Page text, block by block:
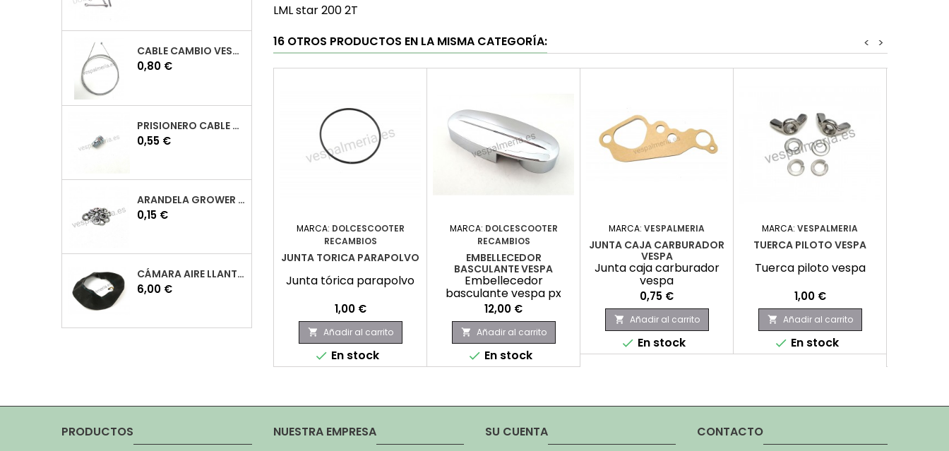
CABLE CAMBIO VESPA
Precio
0,80 €
PRISIONERO CABLE CAMBIO VESPA
Precio
0,55 €
ARANDELA GROWER M7 INOX VESPA
Precio
0,15 €
CÁMARA AIRE LLANTA 10 VESPA
Precio
6,00 €
LML star 200 2T
16 OTROS PRODUCTOS EN LA MISMA CATEGORÍA:
>
<
MARCA: DOLCESCOOTER
RECAMBIOS
JUNTA TORICA PARAPOLVO
Junta tórica parapolvo
Precio
1,00 €
 Añadir al carrito
 En stock
MARCA: DOLCESCOOTER
RECAMBIOS
EMBELLECEDOR
BASCULANTE VESPA
Embellecedor
basculante vespa px
Precio
12,00 €
 Añadir al carrito
 En stock
MARCA: VESPALMERIA
JUNTA CAJA CARBURADOR
VESPA
Junta caja carburador
vespa
Precio
0,75 €
 Añadir al carrito
 En stock
MARCA: VESPALMERIA
TUERCA PILOTO VESPA
Tuerca piloto vespa
Precio
1,00 €
 Añadir al carrito
 En stock
PRODUCTOS NUESTRA EMPRESA SU CUENTA CONTACTO